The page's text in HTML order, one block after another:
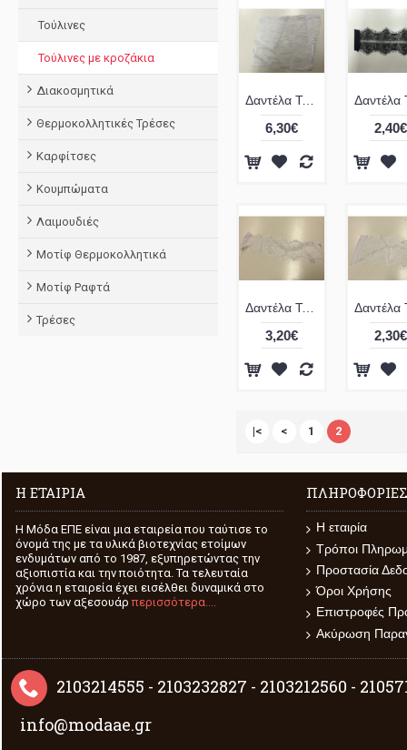
Τούλινες
Τούλινες με κροζάκια
Διακοσμητικά
Θερμοκολλητικές Τρέσες
Καρφίτσες
Κουμπώματα
Λαιμουδιές
Μοτίφ Θερμοκολλητικά
Μοτίφ Ραφτά
Τρέσες
Δαντέλα Τούλινη με Κροσσάκια
6,30€ 2,40€
Δαντέλα Τούλινη με Κροσσάκια
3,20€ 2,30€
|< < 1 2
Η ΕΤΑΙΡΊΑ
H Μόδα ΕΠΕ είναι μια εταιρεία που ταύτισε το
όνομά της με τα υλικά βιοτεχνίας ετοίμων
ενδυμάτων από το 1987, εξυπηρετώντας την
αξιοπιστία και την ποιότητα. Τα τελευταία
χρόνια η εταιρεία έχει εισέλθει δυναμικά στο
χώρο των αξεσουάρπερισσότερα....
Η εταιρία
Τρόποι
Προστασία
Όροι Χρήσης
Επιστροφές
Ακύρωση
2103214555 - 2103232827 - 2103212560 -
info@modaae.gr